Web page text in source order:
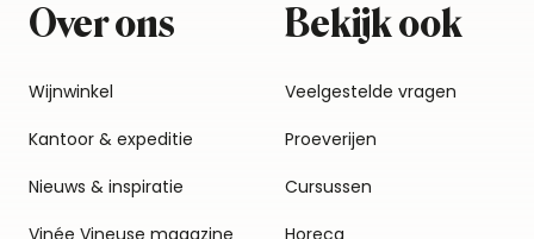
Over ons
Wijnwinkel
Kantoor & expeditie
Nieuws & inspiratie
Vinée Vineuse magazine
Bekijk ook
Veelgestelde vragen
Proeverijen
Cursussen
Horeca